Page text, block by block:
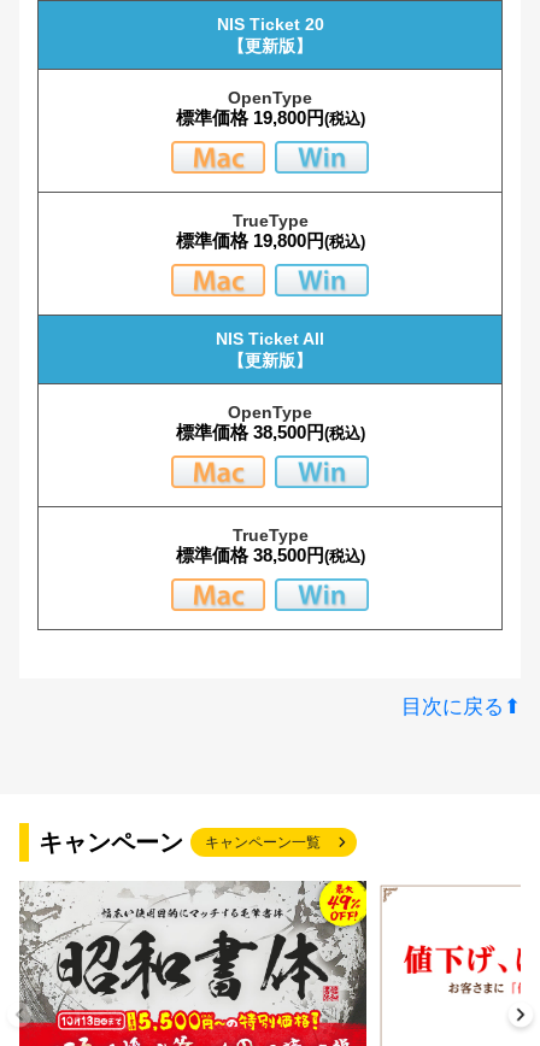
NIS-POP文字
NIS平成角ゴシック体W5
NIS平成丸ゴシック体W4
NIS平成明朝体W3
NIS平成明朝体W9
S明朝ソフトW3
S明朝ソフトW4
S明朝ソフトW5
S明朝ソフトW9
S明朝ソフトW3外字
S明朝ハードW3
NIS Ticket 20
【更新版】
標準価格 19,800円(税込)
標準価格 19,800円(税込)
NIS Ticket All
【更新版】
標準価格 38,500円(税込)
標準価格 38,500円(税込)
目次に戻る⬆︎
キャンペーン キャンペーン一覧